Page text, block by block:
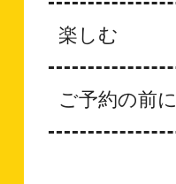
楽しむ
ご予約の前に